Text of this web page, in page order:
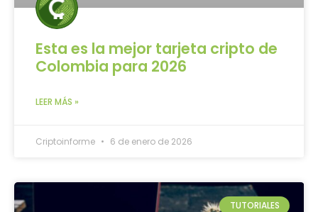
Esta es la mejor tarjeta cripto de
Colombia para 2026
LEER MÁS »
Criptoinforme 6 de enero de 2026
TUTORIALES